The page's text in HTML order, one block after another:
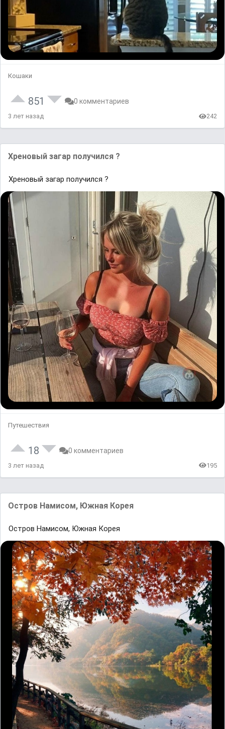
Кошаки
851 0 комментариев
3 лет назад 242
Хреновый загар получился ?
Хреновый загар получился ?
Путешествия
18 0 комментариев
3 лет назад 195
Остров Намисом, Южная Корея
Остров Намисом, Южная Корея